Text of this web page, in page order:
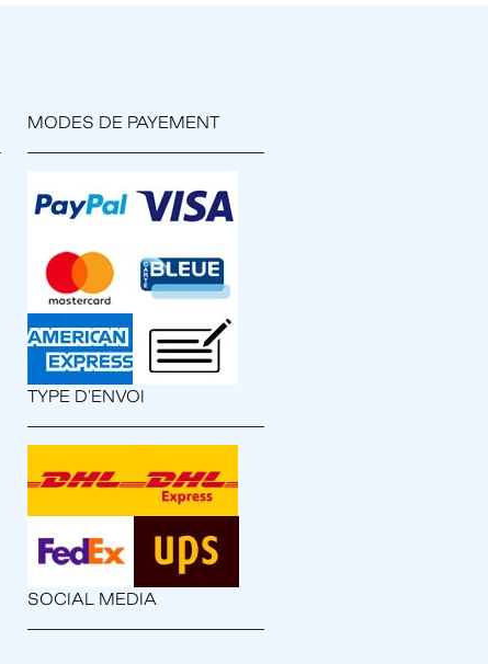
MODES DE PAYEMENT
TYPE D'ENVOI
SOCIAL MEDIA